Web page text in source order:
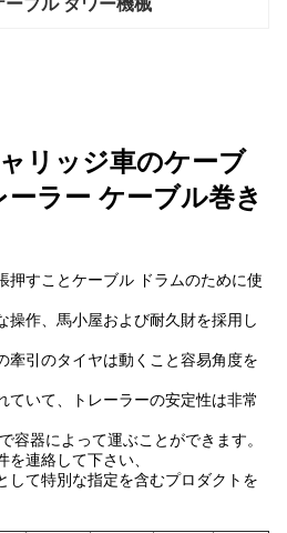
ーブル タワー機械
リッジ車のケーブ
ラー ケーブル巻き
押すことケーブル ドラムのために使
操作、馬小屋および耐久財を採用し
牽引のタイヤは動くこと容易角度を
ていて、トレーラーの安定性は非常
容器によって運ぶことができます。
連絡して下さい、
して特別な指定を含むプロダクトを